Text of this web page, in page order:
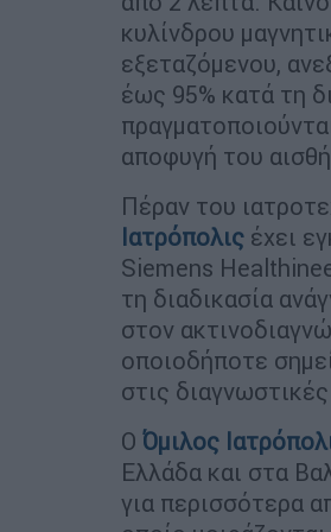
κυλίνδρου
εξεταζόμενου,
έως 95% κατά τη
αποφυγή του
Πέραν του
Ιατρόπολις έχει
Siemens
τη διαδικασία
στον
οποιοδήποτε
στις
Ο Όμιλος
Ελλάδα και στα
για περισσότερα